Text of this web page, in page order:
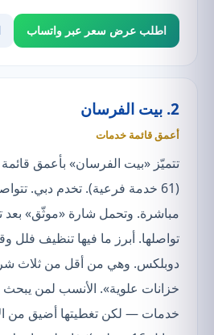
اطلب عرض سعر عبر واتساب
2. بيت الفرسان
أعمق قائمة خدمات
تتميّز «بيت الفرسان» بأعمق
(61 خدمة فرعية). تخدم دبي.
مباشرة. وتحمل شارة «موثّق» بعد
تواصلها. أبرز ما فيها تنظيف
دوبلكس. وهي من أقل من ثلاث
خزانات علوية». الأنسب لمن